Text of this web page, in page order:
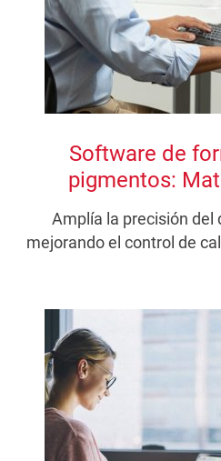
Software de
pigmentos:
Amplía la precisión del
mejorando el control de